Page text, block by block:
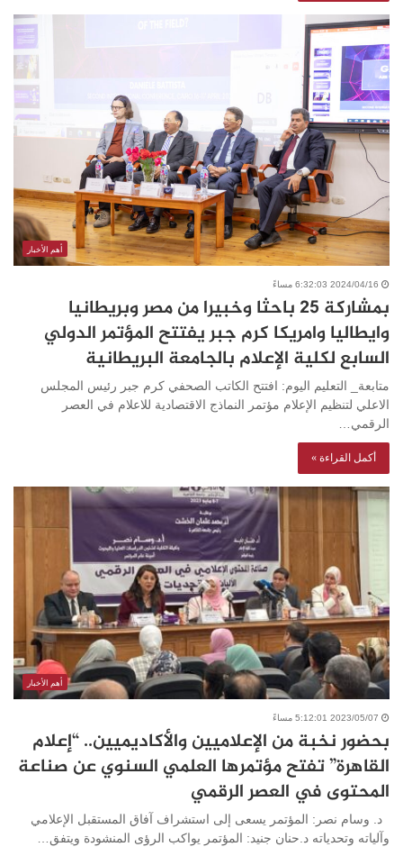
أهم الأخبار
2024/04/16 6:32:03 مساءً
بمشاركة 25 باحثا وخبيرا من مصر وبريطانيا
وايطاليا وامريكا كرم جبر يفتتح المؤتمر الدولي
السابع لكلية الإعلام بالجامعة البريطانية
متابعة_ التعليم اليوم: افتتح الكاتب الصحفي كرم جبر رئيس المجلس
الاعلي لتنظيم الإعلام مؤتمر النماذج الاقتصادية للاعلام في العصر
الرقمي…
أكمل القراءة »
أهم الأخبار
2023/05/07 5:12:01 مساءً
بحضور نخبة من الإعلاميين والأكاديميين.. “إعلام
القاهرة” تفتح مؤتمرها العلمي السنوي عن صناعة
المحتوى في العصر الرقمي
د. وسام نصر: المؤتمر يسعى إلى استشراف آفاق المستقبل الإعلامي
وآلياته وتحدياته د.حنان جنيد: المؤتمر يواكب الرؤى المنشودة ويتفق…